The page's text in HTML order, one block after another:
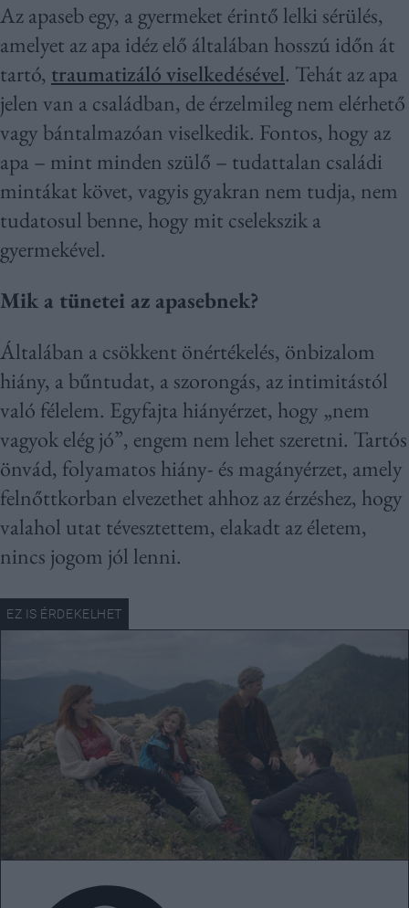
Az apaseb egy, a gyermeket érintő lelki sérülés,
amelyet az apa idéz elő általában hosszú időn át
tartó, traumatizáló viselkedésével. Tehát az apa
jelen van a családban, de érzelmileg nem elérhető
vagy bántalmazóan viselkedik. Fontos, hogy az
apa – mint minden szülő – tudattalan családi
mintákat követ, vagyis gyakran nem tudja, nem
tudatosul benne, hogy mit cselekszik a
gyermekével.
Mik a tünetei az apasebnek?
Általában a csökkent önértékelés, önbizalom
hiány, a bűntudat, a szorongás, az intimitástól
való félelem. Egyfajta hiányérzet, hogy „nem
vagyok elég jó”, engem nem lehet szeretni. Tartós
önvád, folyamatos hiány- és magányérzet, amely
felnőttkorban elvezethet ahhoz az érzéshez, hogy
valahol utat tévesztettem, elakadt az életem,
nincs jogom jól lenni.